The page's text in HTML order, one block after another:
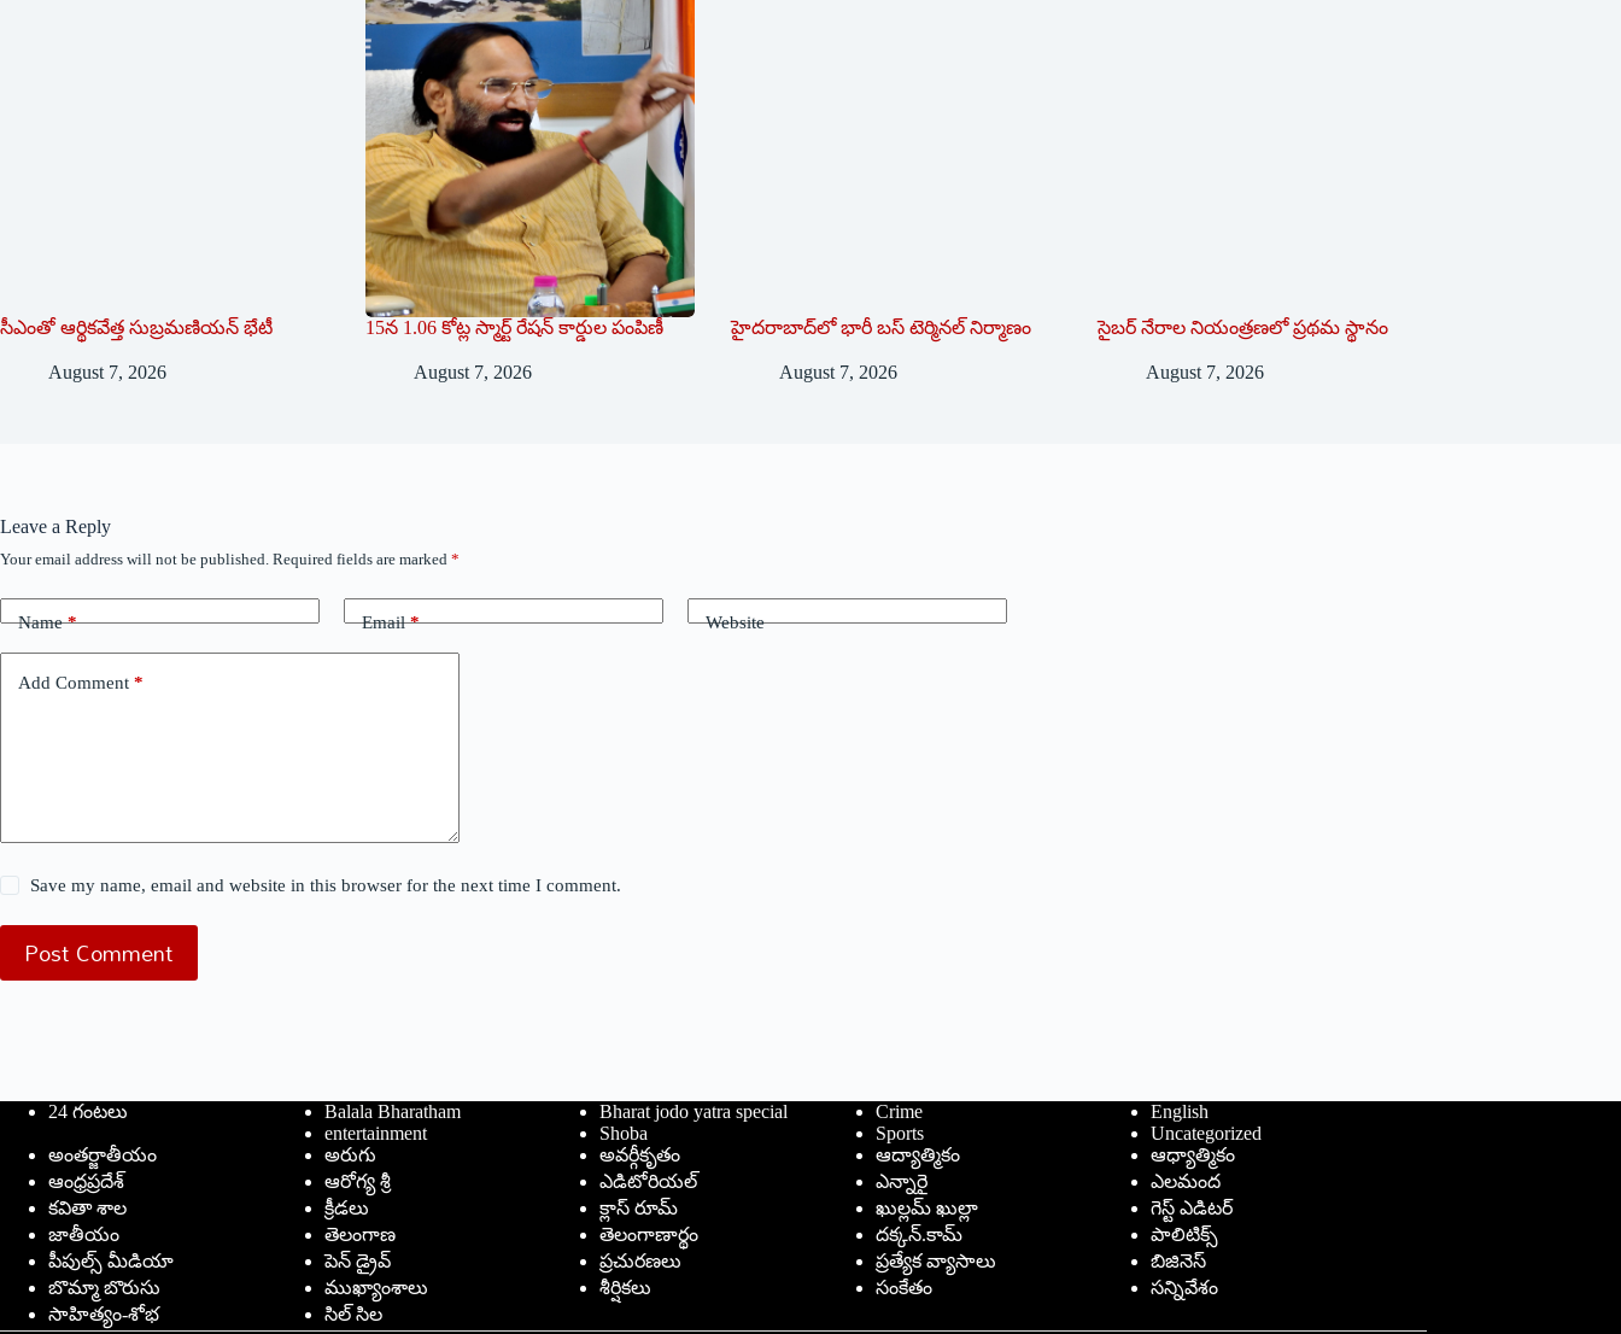
సీఎంతో ఆర్థికవేత్త సుబ్రమణియన్ భేటీ
August 7, 2026
15న 1.06 కోట్ల స్మార్ట్ రేషన్ కార్డుల పంపిణీ
August 7, 2026
హైదరాబాద్‌లో భారీ బస్‌ ‌టెర్మినల్‌ ‌నిర్మాణం
August 7, 2026
సైబర్ నేరాల నియంత్రణలో ప్రథమ స్థానం
August 7, 2026
Leave a Reply
Your email address will not be published. Required fields are marked *
Name* Email* Website
Add Comment *
Save my name, email and website in this browser for the next time I comment.
Post Comment
24 గంటలు Balala Bharatham Bharat jodo yatra special Crime
English
entertainment
Shoba Sports
Uncategorized
అంతర్జాతీయం
అరుగు అవర్గీకృతం ఆద్యాత్మికం
ఆధ్యాత్మికం
ఆంధ్రప్రదేశ్
ఆరోగ్య శ్రీ ఎడిటోరియల్ ఎన్నారై
ఎలమంద
కవితా శాల
క్రీడలు క్లాస్ రూమ్ ఖుల్లమ్ ఖుల్లా
గెస్ట్ ఎడిటర్
జాతీయం
తెలంగాణ తెలంగాణార్థం దక్కన్.కామ్
పాలిటిక్స్
పీపుల్స్ ‌మీడియా
పెన్ డ్రైవ్ ప్రచురణలు ప్రత్యేక వ్యాసాలు
బిజినెస్
బొమ్మా బొరుసు
ముఖ్యాంశాలు శీర్షికలు సంకేతం
సన్నివేశం
సాహిత్యం-శోభ
సిల్ సిల